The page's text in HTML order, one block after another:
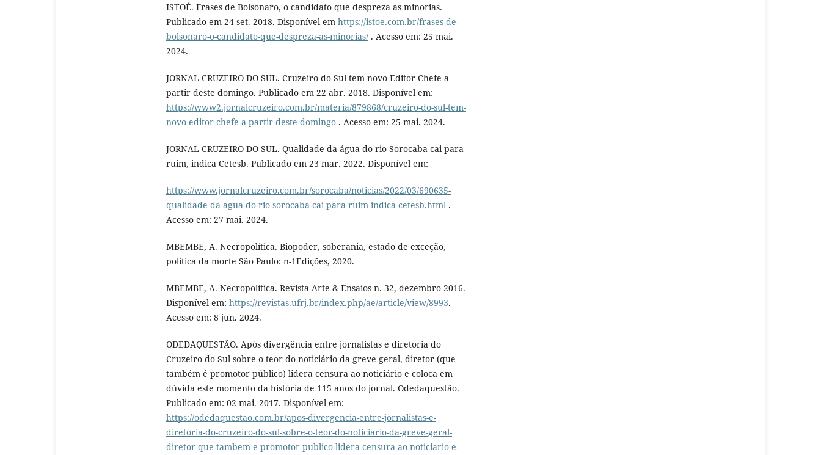
ISTOÉ. Frases de Bolsonaro, o candidato que despreza as minorias.
Publicado em 24 set. 2018. Disponível em https://istoe.com.br/frases-de-
bolsonaro-o-candidato-que-despreza-as-minorias/ . Acesso em: 25 mai.
2024.
JORNAL CRUZEIRO DO SUL. Cruzeiro do Sul tem novo Editor-Chefe a
partir deste domingo. Publicado em 22 abr. 2018. Disponível em:
https://www2.jornalcruzeiro.com.br/materia/879868/cruzeiro-do-sul-tem-
novo-editor-chefe-a-partir-deste-domingo . Acesso em: 25 mai. 2024.
JORNAL CRUZEIRO DO SUL. Qualidade da água do rio Sorocaba cai para
ruim, indica Cetesb. Publicado em 23 mar. 2022. Disponível em:
https://www.jornalcruzeiro.com.br/sorocaba/noticias/2022/03/690635-
qualidade-da-agua-do-rio-sorocaba-cai-para-ruim-indica-cetesb.html .
Acesso em: 27 mai. 2024.
MBEMBE, A. Necropolítica. Biopoder, soberania, estado de exceção,
política da morte São Paulo: n-1Edições, 2020.
MBEMBE, A. Necropolítica. Revista Arte & Ensaios n. 32, dezembro 2016.
Disponível em: https://revistas.ufrj.br/index.php/ae/article/view/8993.
Acesso em: 8 jun. 2024.
ODEDAQUESTÃO. Após divergência entre jornalistas e diretoria do
Cruzeiro do Sul sobre o teor do noticiário da greve geral, diretor (que
também é promotor público) lidera censura ao noticiário e coloca em
dúvida este momento da história de 115 anos do jornal. Odedaquestão.
Publicado em: 02 mai. 2017. Disponível em:
https://odedaquestao.com.br/apos-divergencia-entre-jornalistas-e-
diretoria-do-cruzeiro-do-sul-sobre-o-teor-do-noticiario-da-greve-geral-
diretor-que-tambem-e-promotor-publico-lidera-censura-ao-noticiario-e-